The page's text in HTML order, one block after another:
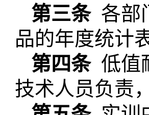
第三条 各部
品的年度统计
第四条 低值
技术人员负责